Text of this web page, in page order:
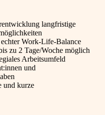
langfristige
Work-Life-Balance
zu 2 Tage/Woche möglich
Arbeitsumfeld
und
und kurze